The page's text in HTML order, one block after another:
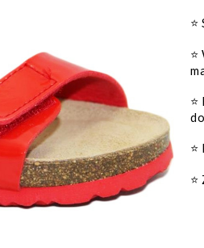
⭐️
⭐️
⭐️
⭐️
⭐️